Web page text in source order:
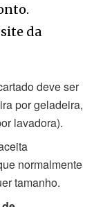
da
deve ser
por geladeira,
lavadora).
normalmente
tamanho.